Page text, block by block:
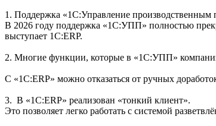
1. Поддержка «1С:Управление производственным
В 2026 году поддержка «1С:УПП» полностью
выступает 1С:ERP.
2. Многие функции, которые в «1С:УПП»
С «1С:ERP» можно отказаться от ручных
3. В «1С:ERP» реализован «тонкий клиент».
Это позволяет легко работать с системой